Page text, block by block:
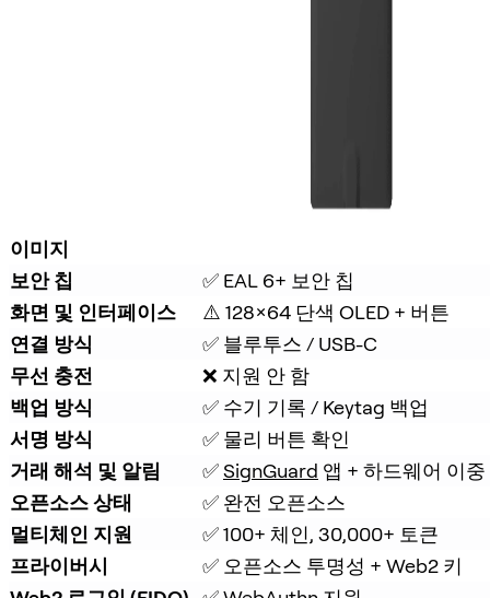
이미지
보안 칩
✅ EAL 6+ 보안 칩
화면 및 인터페이스
⚠️ 128×64 단색 OLED + 버튼
연결 방식
✅ 블루투스 / USB-C
무선 충전
❌ 지원 안 함
백업 방식
✅ 수기 기록 / Keytag 백업
서명 방식
✅ 물리 버튼 확인
거래 해석 및 알림
✅ SignGuard 앱 + 하드웨어 이
오픈소스 상태
✅ 완전 오픈소스
멀티체인 지원
✅ 100+ 체인, 30,000+ 토큰
프라이버시
✅ 오픈소스 투명성 + Web2 키